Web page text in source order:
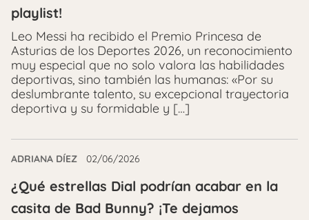
playlist!
Leo Messi ha recibido el Premio Princesa de
Asturias de los Deportes 2026, un reconocimiento
muy especial que no solo valora las habilidades
deportivas, sino también las humanas: «Por su
deslumbrante talento, su excepcional trayectoria
deportiva y su formidable y […]
ADRIANA DÍEZ 02/06/2026
¿Qué estrellas Dial podrían acabar en la
casita de Bad Bunny? ¡Te dejamos